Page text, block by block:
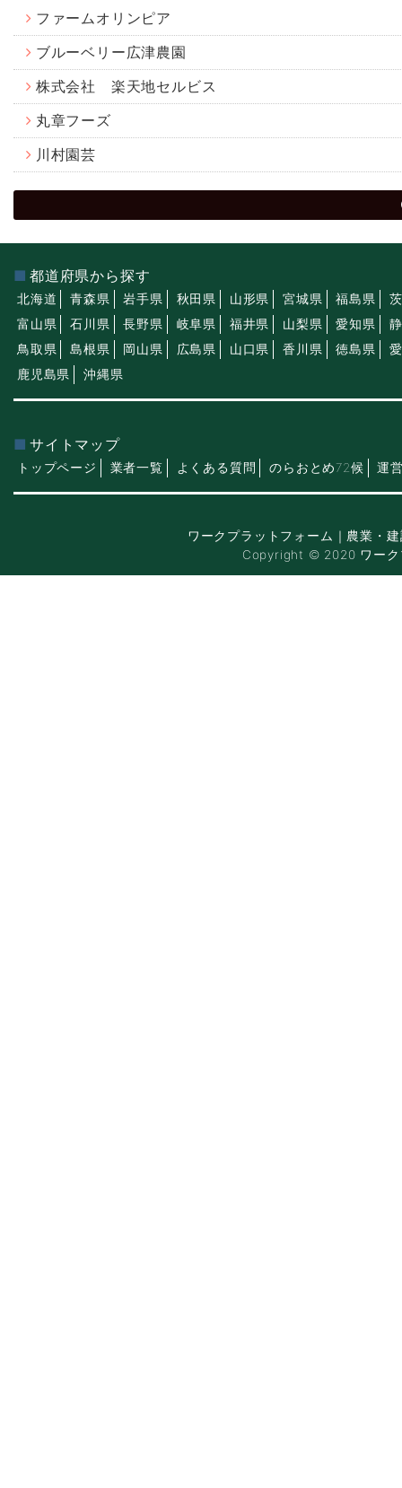
ファームオリンピア
ブルーベリー広津農園
株式会社 楽天地セルビス
丸章フーズ
川村園芸
都道府県から探す
北海道 青森県 岩手県 秋田県 山形県 宮城県 福島県
富山県
石川県 長野県 岐阜県 福井県 山梨県 愛知県
鳥取県
島根県 岡山県 広島県 山口県 香川県 徳島県
鹿児島県
沖縄県
サイトマップ
トップページ 業者一覧 よくある質問 のらおとめ72候 運
ワークプラットフォーム｜農業・
Copyright © 2020 ワーク